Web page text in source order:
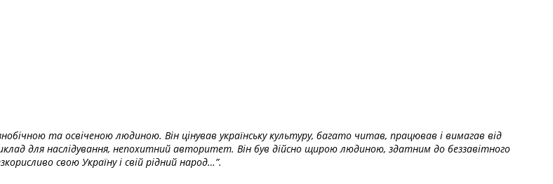
та освіченою людиною. Він цінував українську культуру, багато читав, працював і вимагав від
для наслідування, непохитний авторитет. Він був дійсно щирою людиною, здатним до беззавітного
свою Україну і свій рідний народ…”.